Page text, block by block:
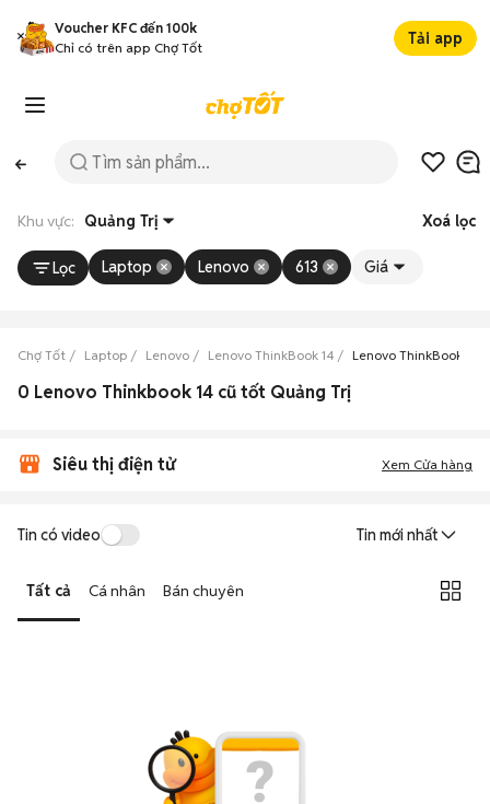
Voucher KFC đến 100k
Chỉ có trên app Chợ Tốt
Tải app
Khu vực: Quảng Trị Xoá lọc
Lọc Laptop Lenovo 613 Giá
Chợ Tốt Laptop Lenovo Lenovo ThinkBook 14 Lenovo ThinkBook 14
0 Lenovo Thinkbook 14 cũ tốt Quảng Trị
Siêu thị điện tử Xem Cửa hàng
Tin có video Tin mới nhất
Tất cả Cá nhân Bán chuyên